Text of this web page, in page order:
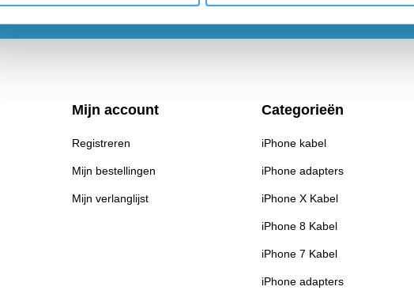
Mijn account
Registreren
Mijn bestellingen
Mijn verlanglijst
Categorieën
iPhone kabel
iPhone adapters
iPhone X Kabel
iPhone 8 Kabel
iPhone 7 Kabel
iPhone adapters